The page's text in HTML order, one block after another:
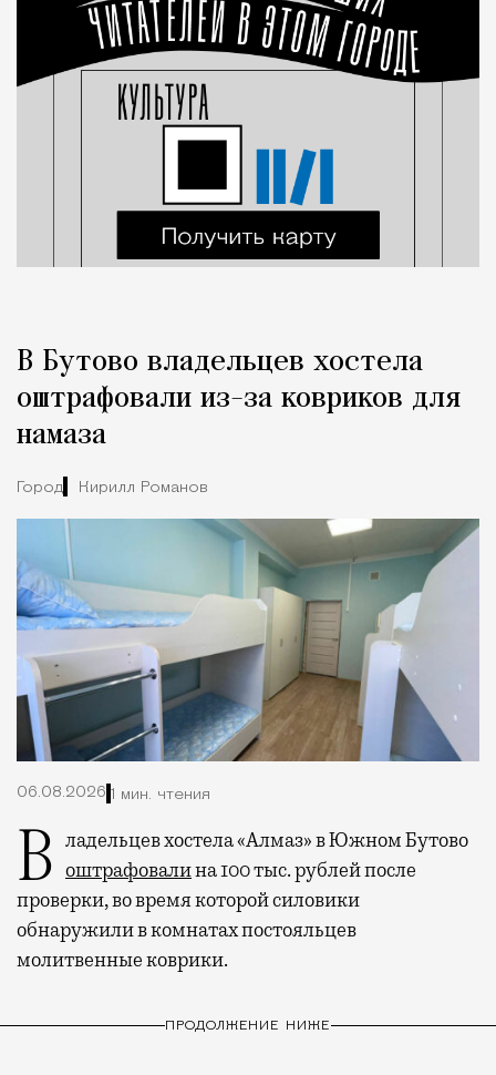
В Бутово владельцев хостела
оштрафовали из-за ковриков для
намаза
Город Кирилл Романов
06.08.2026 1 мин. чтения
Владельцев хостела «Алмаз» в Южном Бутово
оштрафовалина 100 тыс. рублей после
проверки, во время которой силовики
обнаружили в комнатах постояльцев
молитвенные коврики.
ПРОДОЛЖЕНИЕ НИЖЕ